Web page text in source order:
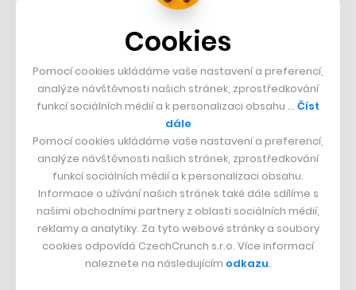
Kellnerová skončila druhá
Cookies
Pomocí cookies ukládáme vaše nastavení a preferencí,
analýze návštěvnosti našich stránek, zprostředkování
funkcí sociálních médií a k personalizaci obsahu … Číst
dále
Pomocí cookies ukládáme vaše nastavení a preferencí,
analýze návštěvnosti našich stránek, zprostředkování
funkcí sociálních médií a k personalizaci obsahu.
Informace o užívání našich stránek také dále sdílíme s
našimi obchodními partnery z oblasti sociálních médií,
reklamy a analytiky. Za tyto webové stránky a soubory
cookies odpovídá CzechCrunch s.r.o. Více informací
naleznete na následujícím odkazu.